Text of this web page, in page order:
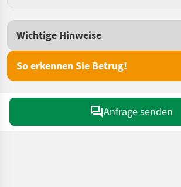
Wichtige Hinweise
So erkennen Sie Betrug!
Anfrage senden